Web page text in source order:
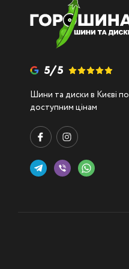
5/5
Шини та диски в Києві по
доступним цінам